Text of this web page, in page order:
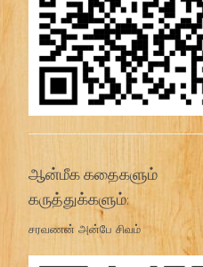
ஆன்மீக கதைகளும்
கருத்துக்களும்:
சரவணன் அன்பே சிவம்